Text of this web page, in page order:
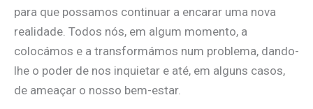
para que possamos continuar a encarar uma nova
realidade. Todos nós, em algum momento, a
colocámos e a transformámos num problema, dando-
lhe o poder de nos inquietar e até, em alguns casos,
de ameaçar o nosso bem-estar.